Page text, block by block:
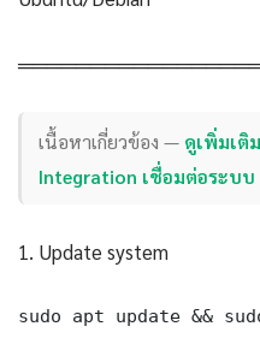
เนื้อหาเกี่ยวข้อง — ดูเพิ่มเติ
Integration เชื่อมต่อระบบ
1. Update system
sudo apt update &&